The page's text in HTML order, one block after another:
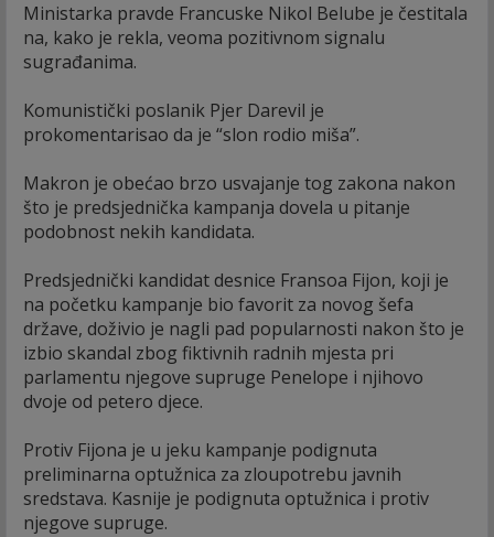
Ministarka pravde Francuske Nikol Belube je čestitala
na, kako je rekla, veoma pozitivnom signalu
sugrađanima.
Komunistički poslanik Pjer Darevil je
prokomentarisao da je “slon rodio miša”.
Makron je obećao brzo usvajanje tog zakona nakon
što je predsjednička kampanja dovela u pitanje
podobnost nekih kandidata.
Predsjednički kandidat desnice Fransoa Fijon, koji je
na početku kampanje bio favorit za novog šefa
države, doživio je nagli pad popularnosti nakon što je
izbio skandal zbog fiktivnih radnih mjesta pri
parlamentu njegove supruge Penelope i njihovo
dvoje od petero djece.
Protiv Fijona je u jeku kampanje podignuta
preliminarna optužnica za zloupotrebu javnih
sredstava. Kasnije je podignuta optužnica i protiv
njegove supruge.